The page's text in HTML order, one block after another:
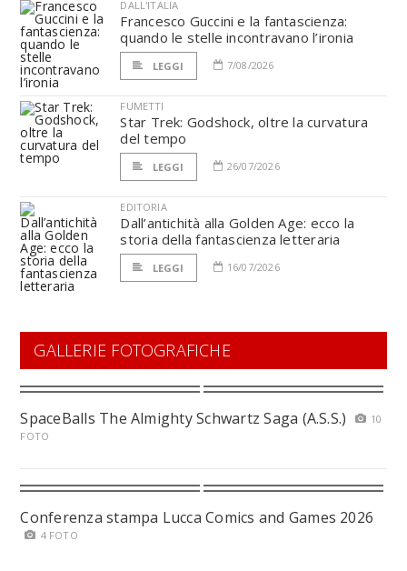
DALL'ITALIA
Francesco Guccini e la fantascienza:
quando le stelle incontravano l’ironia
LEGGI 7/08/2026
FUMETTI
Star Trek: Godshock, oltre la curvatura
del tempo
LEGGI 26/07/2026
EDITORIA
Dall’antichità alla Golden Age: ecco la
storia della fantascienza letteraria
LEGGI 16/07/2026
GALLERIE FOTOGRAFICHE
SpaceBalls The Almighty Schwartz Saga (A.S.S.)
10
FOTO
Conferenza stampa Lucca Comics and Games 2026
4 FOTO